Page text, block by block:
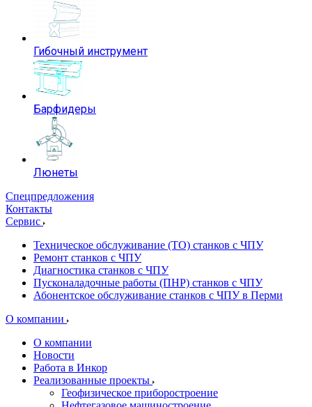
Гибочный инструмент
Барфидеры
Люнеты
Спецпредложения
Контакты
Сервис
Техническое обслуживание (ТО) станков с ЧПУ
Ремонт станков с ЧПУ
Диагностика станков с ЧПУ
Пусконаладочные работы (ПНР) станков с ЧПУ
Абонентское обслуживание станков с ЧПУ в Перми
О компании
О компании
Новости
Работа в Инкор
Реализованные проекты
Геофизическое приборостроение